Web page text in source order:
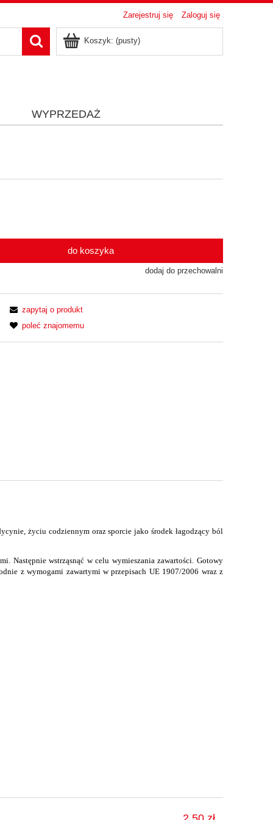
Zarejestruj się Zaloguj się
Koszyk: (pusty)
WYPRZEDAŻ
do koszyka
dodaj do przechowalni
zapytaj o produkt
poleć znajomemu
życiu codziennym oraz sporcie jako środek łagodzący ból
Następnie wstrząsnąć w celu wymieszania zawartości. Gotowy
z wymogami zawartymi w przepisach UE 1907/2006 wraz z